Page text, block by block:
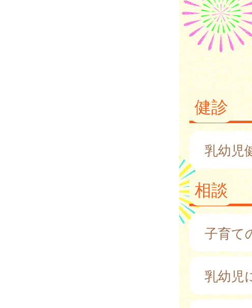
健診
乳幼児
相談
子育て
乳幼児